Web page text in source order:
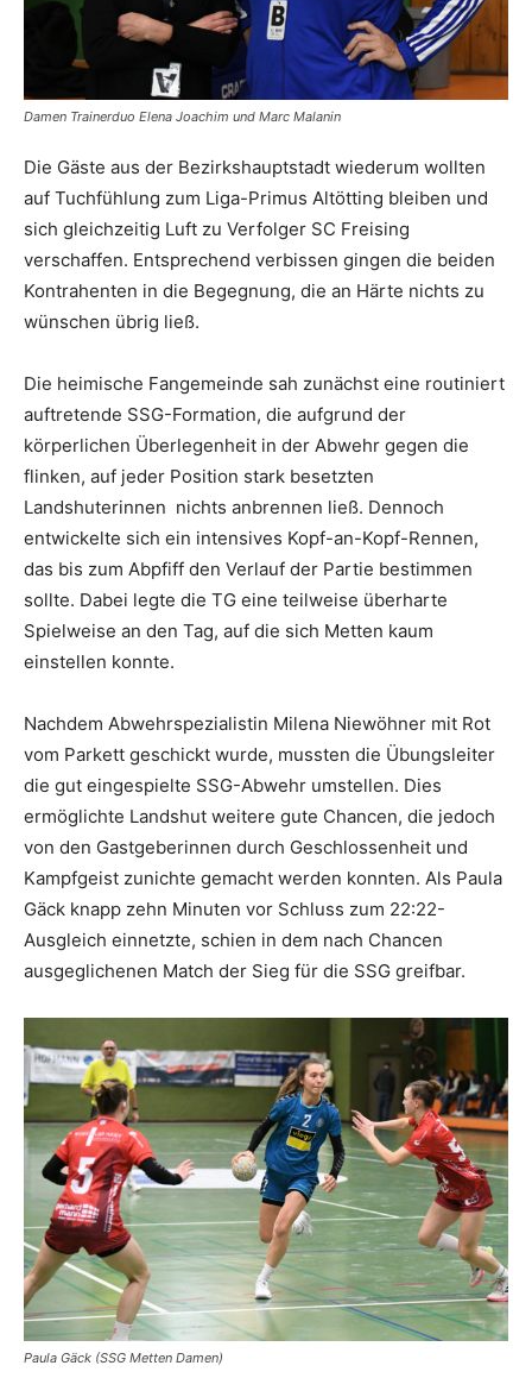
Damen Trainerduo Elena Joachim und Marc Malanin
Die Gäste aus der Bezirkshauptstadt wiederum wollten
auf Tuchfühlung zum Liga-Primus Altötting bleiben und
sich gleichzeitig Luft zu Verfolger SC Freising
verschaffen. Entsprechend verbissen gingen die beiden
Kontrahenten in die Begegnung, die an Härte nichts zu
wünschen übrig ließ.
Die heimische Fangemeinde sah zunächst eine routiniert
auftretende SSG-Formation, die aufgrund der
körperlichen Überlegenheit in der Abwehr gegen die
flinken, auf jeder Position stark besetzten
Landshuterinnen nichts anbrennen ließ. Dennoch
entwickelte sich ein intensives Kopf-an-Kopf-Rennen,
das bis zum Abpfiff den Verlauf der Partie bestimmen
sollte. Dabei legte die TG eine teilweise überharte
Spielweise an den Tag, auf die sich Metten kaum
einstellen konnte.
Nachdem Abwehrspezialistin Milena Niewöhner mit Rot
vom Parkett geschickt wurde, mussten die Übungsleiter
die gut eingespielte SSG-Abwehr umstellen. Dies
ermöglichte Landshut weitere gute Chancen, die jedoch
von den Gastgeberinnen durch Geschlossenheit und
Kampfgeist zunichte gemacht werden konnten. Als Paula
Gäck knapp zehn Minuten vor Schluss zum 22:22-
Ausgleich einnetzte, schien in dem nach Chancen
ausgeglichenen Match der Sieg für die SSG greifbar.
Paula Gäck (SSG Metten Damen)